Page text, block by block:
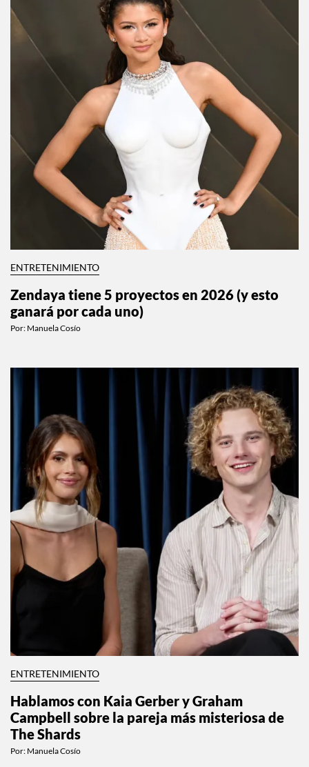
ENTRETENIMIENTO
Zendaya tiene 5 proyectos en 2026 (y esto
ganará por cada uno)
Por: Manuela Cosío
ENTRETENIMIENTO
Hablamos con Kaia Gerber y Graham
Campbell sobre la pareja más misteriosa de
The Shards
Por: Manuela Cosío